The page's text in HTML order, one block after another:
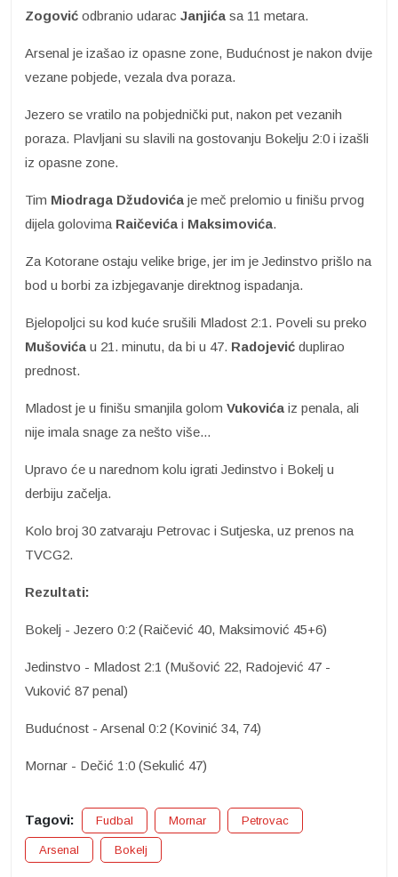
Zogović odbranio udarac Janjića sa 11 metara.
Arsenal je izašao iz opasne zone, Budućnost je nakon dvije
vezane pobjede, vezala dva poraza.
Jezero se vratilo na pobjednički put, nakon pet vezanih
poraza. Plavljani su slavili na gostovanju Bokelju 2:0 i izašli
iz opasne zone.
Tim Miodraga Džudovića je meč prelomio u finišu prvog
dijela golovima Raičevića i Maksimovića.
Za Kotorane ostaju velike brige, jer im je Jedinstvo prišlo na
bod u borbi za izbjegavanje direktnog ispadanja.
Bjelopoljci su kod kuće srušili Mladost 2:1. Poveli su preko
Mušovića u 21. minutu, da bi u 47. Radojević duplirao
prednost.
Mladost je u finišu smanjila golom Vukovića iz penala, ali
nije imala snage za nešto više...
Upravo će u narednom kolu igrati Jedinstvo i Bokelj u
derbiju začelja.
Kolo broj 30 zatvaraju Petrovac i Sutjeska, uz prenos na
TVCG2.
Rezultati:
Bokelj - Jezero 0:2 (Raičević 40, Maksimović 45+6)
Jedinstvo - Mladost 2:1 (Mušović 22, Radojević 47 -
Vuković 87 penal)
Budućnost - Arsenal 0:2 (Kovinić 34, 74)
Mornar - Dečić 1:0 (Sekulić 47)
Tagovi: Fudbal Mornar Petrovac
Arsenal Bokelj